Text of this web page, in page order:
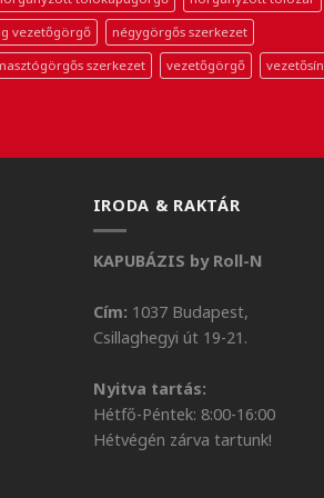
vezetőgörgő
négygörgős szerkezet
szerkezet vezetőgörgő
vezetősín
IRODA & RAKTÁR
KAPUBÁZIS by Roll-N
Cím: 1037 Budapest,
Csillaghegyi út 19-21.
Nyitva tartás:
Hétfő-Péntek: 8:00-16:00
Hétvégén zárva tartunk!